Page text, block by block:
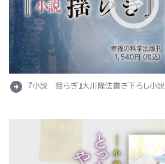
arrow_circle_right 『小説 揺らぎ』大川隆法書き下ろし小説